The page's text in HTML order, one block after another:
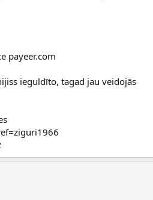
payeer.com
ieguldīto, tagad jau veidojās